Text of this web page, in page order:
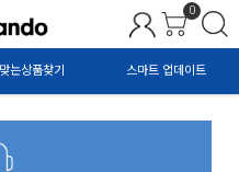
0
는상품찾기 스마트 업데이트